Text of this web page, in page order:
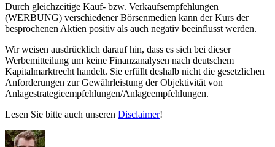
Durch gleichzeitige Kauf- bzw. Verkaufsempfehlungen
(WERBUNG) verschiedener Börsenmedien kann der Kurs der
besprochenen Aktien positiv als auch negativ beeinflusst werden.
Wir weisen ausdrücklich darauf hin, dass es sich bei dieser
Werbemitteilung um keine Finanzanalysen nach deutschem
Kapitalmarktrecht handelt. Sie erfüllt deshalb nicht die gesetzlichen
Anforderungen zur Gewährleistung der Objektivität von
Anlagestrategieempfehlungen/Anlageempfehlungen.
Lesen Sie bitte auch unseren Disclaimer!